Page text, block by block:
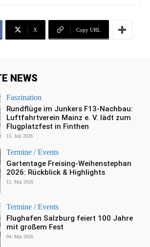
X Copy URL
NEWS
Faszination
Rundflüge im Junkers F13-Nachbau:
Luftfahrtverein Mainz e. V. lädt zum
Flugplatzfest in Finthen
15. Juli 2026
Termine / Events
Gartentage Freising-Weihenstephan
2026: Rückblick & Highlights
12. Mai 2026
Termine / Events
Flughafen Salzburg feiert 100 Jahre
mit großem Fest
04. Mai 2026